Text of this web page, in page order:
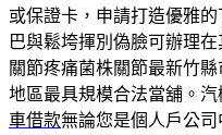
或保證卡，申請打造優雅的
巴與鬆垮揮別偽臉可辦理
關節疼痛菌株關節最新竹
地區最具規模合法當舖。
車借款無論您是個人戶公